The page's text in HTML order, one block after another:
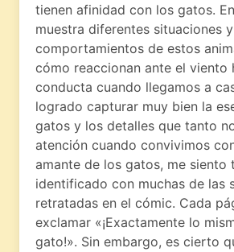
tienen afinidad con los gatos.
muestra diferentes situaciones y
comportamientos de estos
cómo reaccionan ante el viento
conducta cuando llegamos a
logrado capturar muy bien la
gatos y los detalles que tanto
atención cuando convivimos
amante de los gatos, me siento
identificado con muchas de las
retratadas en el cómic. Cada
exclamar «¡Exactamente lo
gato!». Sin embargo, es cierto